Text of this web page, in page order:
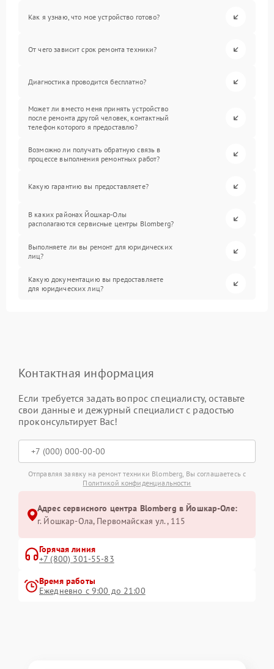
Как я узнаю, что мое устройство готово?
От чего зависит срок ремонта техники?
Диагностика проводится бесплатно?
Может ли вместо меня принять устройство
после ремонта другой человек, контактный
телефон которого я предоставлю?
Возможно ли получать обратную связь в
процессе выполнения ремонтных работ?
Какую гарантию вы предоставляете?
В каких районах Йошкар-Олы
располагаются сервисные центры Blomberg?
Выполняете ли вы ремонт для юридических
лиц?
Какую документацию вы предоставляете
для юридических лиц?
Контактная информация
Если требуется задать вопрос специалисту, оставьте
свои данные и дежурный специалист с радостью
проконсультирует Вас!
Отправляя заявку на ремонт техники Blomberg, Вы соглашаетесь с
Политикой конфиденциальности
Адрес сервисного центра Blomberg в Йошкар-Оле:
г. Йошкар-Ола, Первомайская ул., 115
Горячая линия
+7 (800) 301-55-83
Время работы
Ежедневно с 9:00 до 21:00